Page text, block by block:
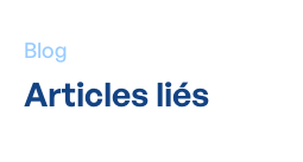
Blog
Articles liés